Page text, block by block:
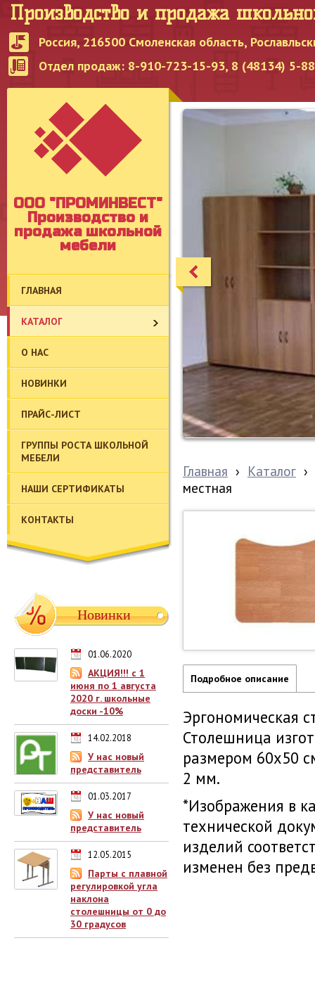
Россия, 216500 Смоленская область,
Отдел продаж: 8-910-723-15-93, 8 (48134) 5-
Производство и продажа
OOO "ПРОМИНВЕСТ"
Производство и
продажа школьной
мебели
ГЛАВНАЯ
КАТАЛОГ
О НАС
НОВИНКИ
ПРАЙС-ЛИСТ
ГРУППЫ РОСТА ШКОЛЬНОЙ
МЕБЕЛИ
НАШИ СЕРТИФИКАТЫ
КОНТАКТЫ
Новинки
01.06.2020
АКЦИЯ!!! с 1
июня по 1 августа
2020 г. школьные
доски -10%
14.02.2018
У нас новый
представитель
01.03.2017
У нас новый
представитель
12.05.2015
Парты с плавной
регулировкой угла
наклона
столешницы от 0 до
30 градусов
Главная › Каталог ›
местная
Подробное описание
Эргономическая
Столешница
размером 60х50
2 мм.
*Изображения в
технической
изделий
изменен без